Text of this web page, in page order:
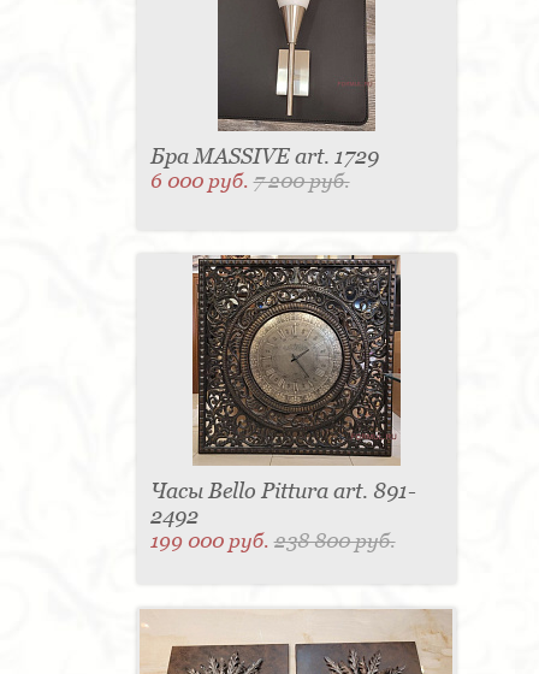
Панель настенная для TV - 4
Кассетница - 3
Держатель для
Поднос - 3
Мыльница - 3Раковина - 3
Кухня - 2Стиральная машина - 2
Туалетный столик - 2Тумба - 2
Карниз для штор - 2Газетница - 2
Крючок - 2Полотенцесушитель - 2
Розетка - 2Игрушка - 1Игрушка - 1
ресепшен - 1
Морозильная камера - 1
Выдвижная система - 1Ведро для мусора - 1
Игрушка - 1Игрушка - 1
для обуви - 1Держатель для одежды - 1
Бутылочница - 1Ширма - 1Шезлонг - 1
Микроволновая печь - 1Кондиционер - 1
Душевая кабина - 1Буфет - 1Спальня - 1
Игрушка - 1Игрушка - 1Игрушка - 1
Игрушка - 1Игрушка - 1Игрушка - 1
Подогреватель посуды - 1Игрушка - 1
Бра MASSIVE art. 1729
6 000 руб.7 200 руб.
Часы Bello Pittura art. 891-
2492
199 000 руб.238 800 руб.